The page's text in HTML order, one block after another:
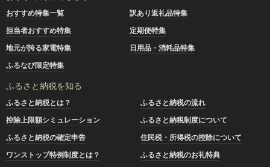
おすすめ特集一覧
訳あり返礼品特集
担当者おすすめ特集
定期便特集
地元が誇る家電特集
日用品・消耗品特集
ふるなび限定特集
ふるさと納税を知る
ふるさと納税とは？
ふるさと納税の流れ
控除上限額シミュレーション
ふるさと納税制度について
ふるさと納税の確定申告
住民税・所得税の控除について
ワンストップ特例制度とは？
ふるさと納税のお礼特典